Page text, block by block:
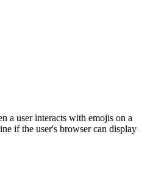
a user interacts with emojis on a
if the user's browser can display